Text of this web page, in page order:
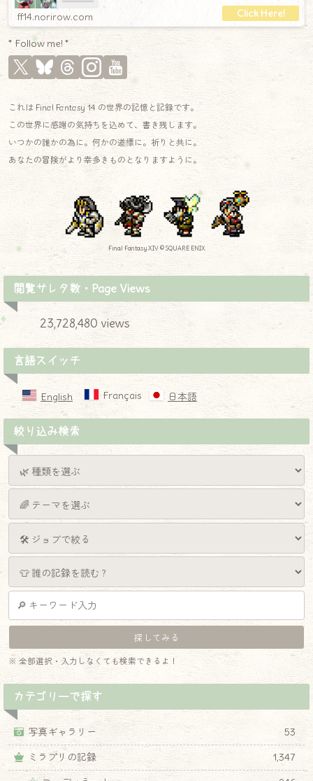
ff14.norirow.com
* Follow me! *
これは Final Fantasy 14 の世界の記憶と記録です。
この世界に感謝の気持ちを込めて、書き残します。
いつかの誰かの為に。何かの道標に。祈りと共に。
あなたの冒険がより幸多きものとなりますように。
Final Fantasy XIV © SQUARE ENIX
閲覧サレタ数・Page Views
23,728,480 views
言語スイッチ
English Français 日本語
絞り込み検索
※ 全部選択・入力しなくても検索できるよ！
カテゴリーで探す
写真ギャラリー
53
ミラプリの記録
1,347